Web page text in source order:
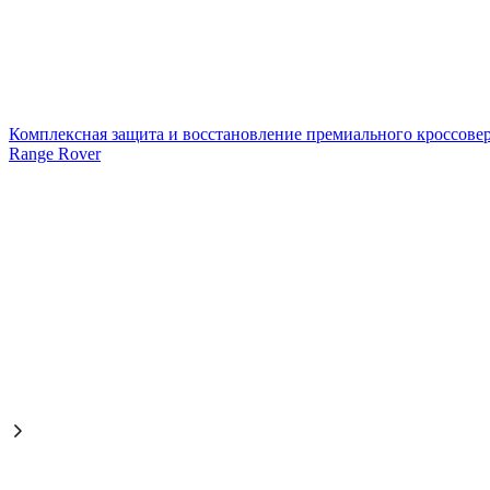
Комплексная защита и восстановление премиального
Range Rover